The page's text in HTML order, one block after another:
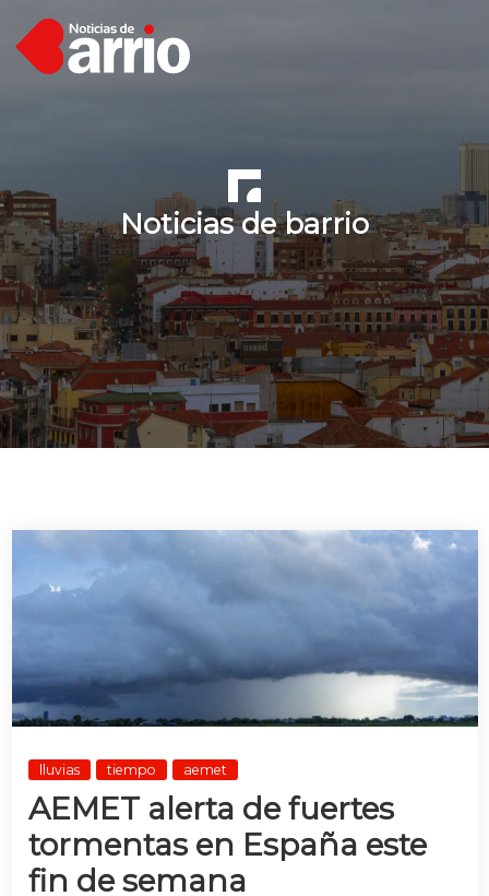
Noticias de barrio
lluvias tiempo aemet
AEMET alerta de fuertes
tormentas en España este
fin de semana